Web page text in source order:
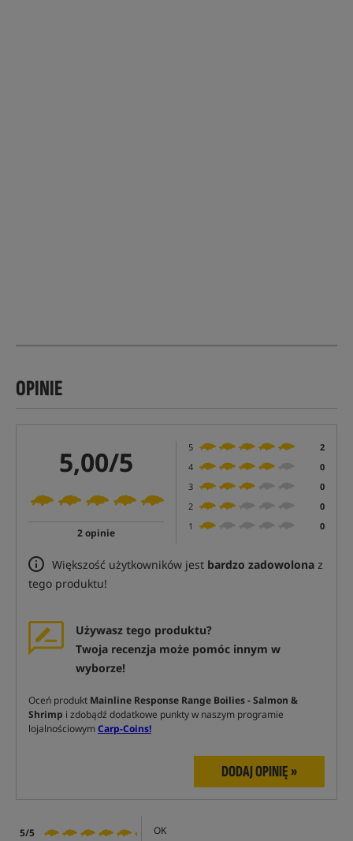
OPINIE
5,00/5
2 opinie
5
2
4
0
3
0
2
0
1
0
Większość użytkowników jest bardzo zadowolona z
tego produktu!
Używasz tego produktu?
Twoja recenzja może pomóc innym w
wyborze!
Oceń produkt Mainline Response Range Boilies - Salmon &
Shrimp i zdobądź dodatkowe punkty w naszym programie
lojalnościowymCarp-Coins!
DODAJ OPINIĘ »
5/5
OK